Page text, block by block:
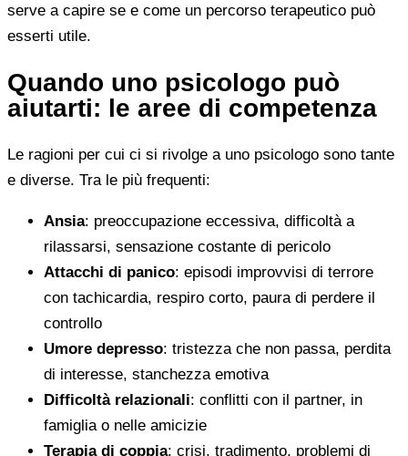
serve a capire se e come un percorso terapeutico può
esserti utile.
Quando uno psicologo può
aiutarti: le aree di competenza
Le ragioni per cui ci si rivolge a uno psicologo sono tante
e diverse. Tra le più frequenti:
Ansia: preoccupazione eccessiva, difficoltà a
rilassarsi, sensazione costante di pericolo
Attacchi di panico: episodi improvvisi di terrore
con tachicardia, respiro corto, paura di perdere il
controllo
Umore depresso: tristezza che non passa, perdita
di interesse, stanchezza emotiva
Difficoltà relazionali: conflitti con il partner, in
famiglia o nelle amicizie
Terapia di coppia: crisi, tradimento, problemi di